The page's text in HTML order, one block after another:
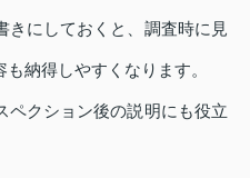
きにしておくと、調査時に見
納得しやすくなります。
ペクション後の説明にも役立